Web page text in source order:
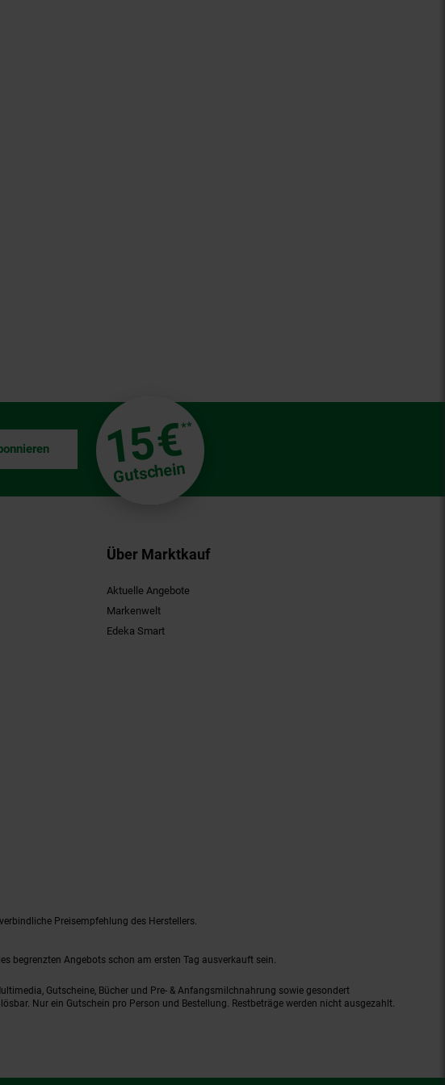
15€**
Gutschein
Über Marktkauf
Aktuelle Angebote
Markenwelt
Edeka Smart
Preisempfehlung des Herstellers.
begrenzten Angebots schon am ersten Tag ausverkauft sein.
Gutscheine, Bücher und Pre- & Anfangsmilchnahrung sowie gesondert
Nur ein Gutschein pro Person und Bestellung. Restbeträge werden nicht ausgezahlt.